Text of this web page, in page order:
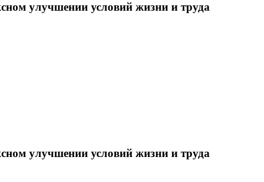
улучшении условий жизни и труда
улучшении условий жизни и труда